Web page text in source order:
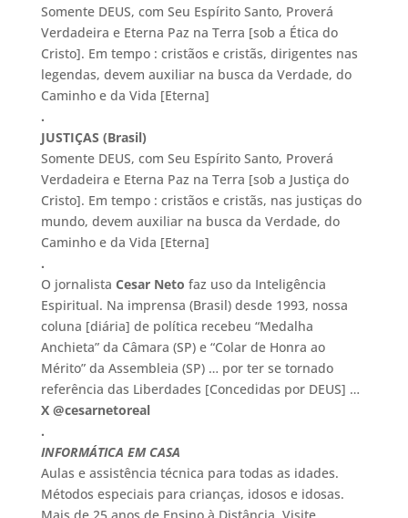
Somente DEUS, com Seu Espírito Santo, Proverá
Verdadeira e Eterna Paz na Terra [sob a Ética do
Cristo]. Em tempo : cristãos e cristãs, dirigentes nas
legendas, devem auxiliar na busca da Verdade, do
Caminho e da Vida [Eterna]
.
JUSTIÇAS (Brasil)
Somente DEUS, com Seu Espírito Santo, Proverá
Verdadeira e Eterna Paz na Terra [sob a Justiça do
Cristo]. Em tempo : cristãos e cristãs, nas justiças do
mundo, devem auxiliar na busca da Verdade, do
Caminho e da Vida [Eterna]
.
O jornalista Cesar Neto faz uso da Inteligência
Espiritual. Na imprensa (Brasil) desde 1993, nossa
coluna [diária] de política recebeu “Medalha
Anchieta” da Câmara (SP) e “Colar de Honra ao
Mérito” da Assembleia (SP) … por ter se tornado
referência das Liberdades [Concedidas por DEUS] …
X @cesarnetoreal
.
INFORMÁTICA EM CASA
Aulas e assistência técnica para todas as idades.
Métodos especiais para crianças, idosos e idosas.